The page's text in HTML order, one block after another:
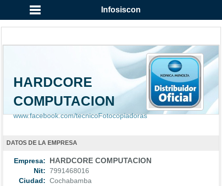
Infosiscon
HARDCORE
COMPUTACION
www.facebook.com/tecnicoFotocopiadoras
DATOS DE LA EMPRESA
Empresa: HARDCORE COMPUTACION
Nit: 7991468016
Ciudad: Cochabamba